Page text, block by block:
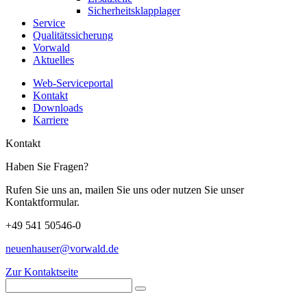
Sicherheitsklapplager
Service
Qualitätssicherung
Vorwald
Aktuelles
Web-Serviceportal
Kontakt
Downloads
Karriere
Kontakt
Haben Sie Fragen?
Rufen Sie uns an, mailen Sie uns oder nutzen Sie unser
Kontaktformular.
+49 541 50546-0
neuenhauser@vorwald.de
Zur Kontaktseite